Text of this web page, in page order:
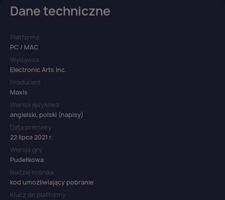
Dane techniczne
Platforma
PC / MAC
Wydawca
Electronic Arts Inc.
Producent
Maxis
Wersja językowa
angielski, polski (napisy)
Data premiery
22 lipca 2021 r.
Wersja gry
Pudełkowa
Rodzaj nośnika
kod umożliwiający pobranie
Klucz do platformy